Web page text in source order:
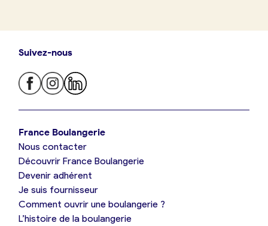
Je trouve ma boulangerie
Je suis boulanger
Je découvre France Boulangerie
Mes tarifs
Suivez-nous
France Boulangerie
Nous contacter
Découvrir France Boulangerie
Devenir adhérent
Je suis fournisseur
Comment ouvrir une boulangerie ?
L’histoire de la boulangerie